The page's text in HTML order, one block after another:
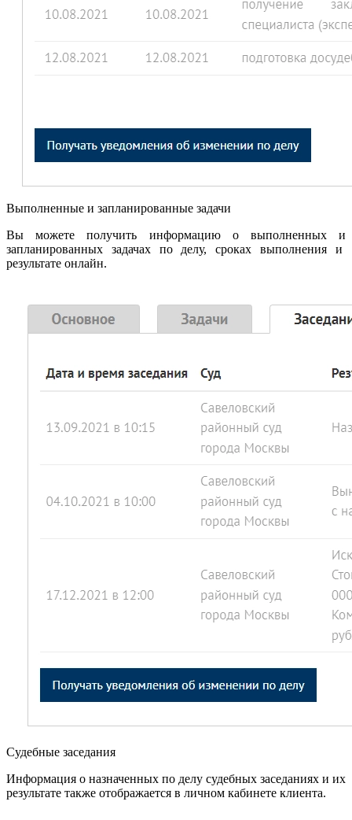
Выполненные и запланированные задачи
Вы можете получить информацию о выполненных и
запланированных задачах по делу, сроках выполнения и
результате онлайн.
Судебные заседания
Информация о назначенных по делу судебных заседаниях и их
результате также отображается в личном кабинете клиента.